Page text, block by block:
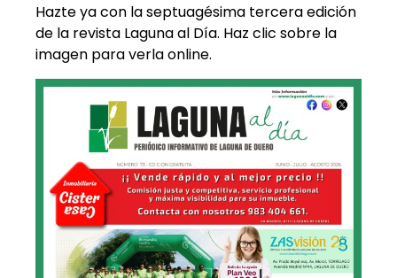
Hazte ya con la septuagésima tercera edición
de la revista Laguna al Día. Haz clic sobre la
imagen para verla online.